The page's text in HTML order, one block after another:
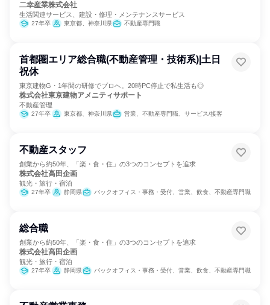
二幸産業株式会社
生活関連サービス、建設・修理・メンテナンスサービス
27年卒 東京都、神奈川県 不動産専門職
首都圏エリア総合職(不動産管理・技術系)|土日
祝休
東京建物G・1年間の研修でプロへ。20時PC停止で私生活も◎
株式会社東京建物アメニティサポート
不動産管理
27年卒 東京都、神奈川県 営業、不動産専門職、サービス/接客
不動産スタッフ
創業から約50年、「楽・食・住」の3つのコンセプトを追求
株式会社高田企画
観光・旅行・宿泊
27年卒 静岡県 バックオフィス・事務・受付、営業、飲食、不動産専門職
総合職
創業から約50年、「楽・食・住」の3つのコンセプトを追求
株式会社高田企画
観光・旅行・宿泊
27年卒 静岡県 バックオフィス・事務・受付、営業、飲食、不動産専門職